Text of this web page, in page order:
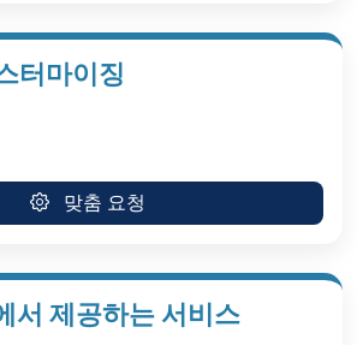
터마이징
맞춤 요청
서 제공하는 서비스